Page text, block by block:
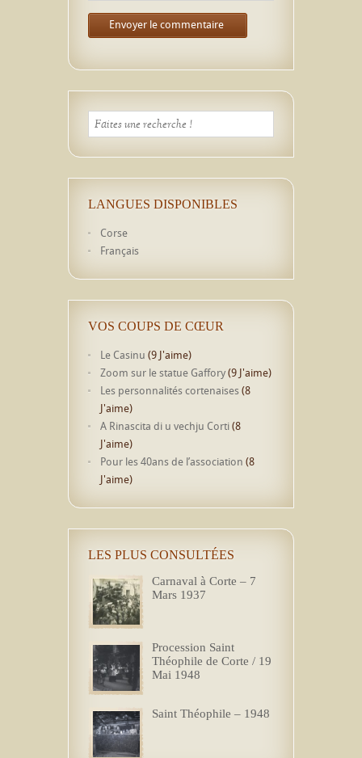
LANGUES DISPONIBLES
Corse
Français
VOS COUPS DE CŒUR
Le Casinu (9 J'aime)
Zoom sur le statue Gaffory(9 J'aime)
Les personnalités cortenaises (8
J'aime)
A Rinascita di u vechju Corti(8
J'aime)
Pour les 40ans de l’association (8
J'aime)
LES PLUS CONSULTÉES
Carnaval à Corte – 7
Mars 1937
Procession Saint
Théophile de Corte / 19
Mai 1948
Saint Théophile – 1948